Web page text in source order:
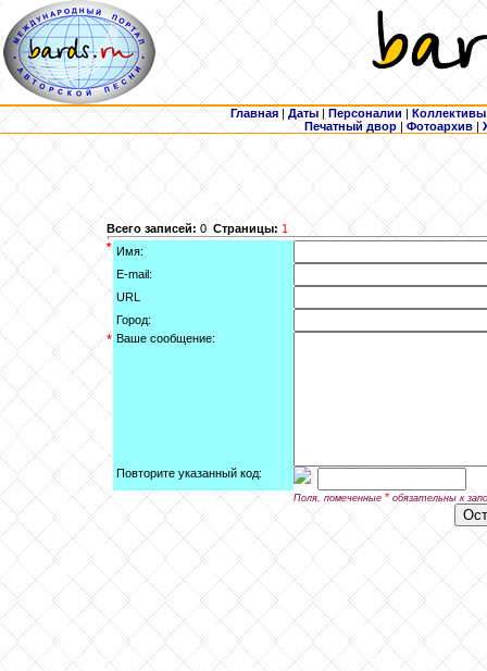
Главная | Даты | Персоналии | Коллективы
Печатный двор |Фотоархив |
Всего записей: 0 Страницы: 1
* Имя:
E-mail:
URL
Город:
* Ваше сообщение:
Повторите указанный код:
Поля, помеченные * обязательны к